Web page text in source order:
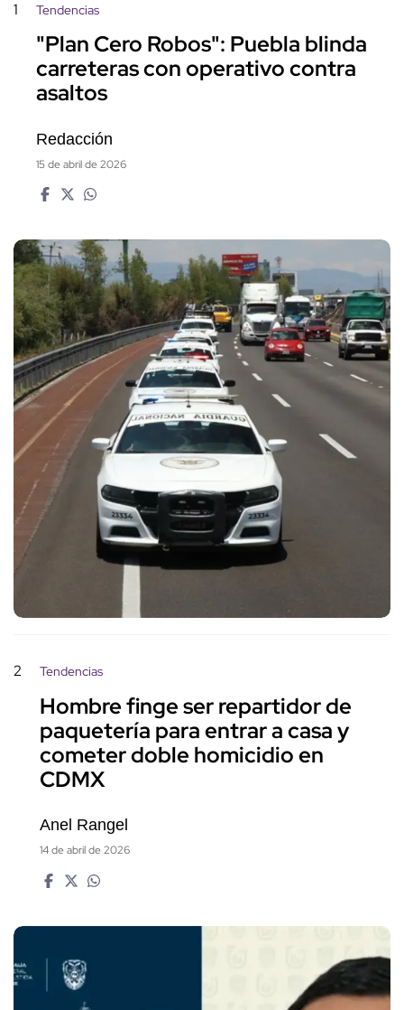
1 Tendencias
"Plan Cero Robos": Puebla blinda
carreteras con operativo contra
asaltos
Redacción
15 de abril de 2026
2 Tendencias
Hombre finge ser repartidor de
paquetería para entrar a casa y
cometer doble homicidio en
CDMX
Anel Rangel
14 de abril de 2026